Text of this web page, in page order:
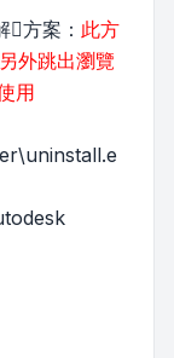
方案： 此方
外跳出瀏覽
用